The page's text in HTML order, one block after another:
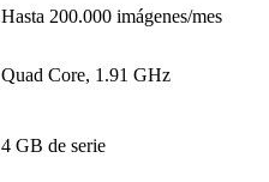
Hasta 200.000 imágenes/mes
Quad Core, 1.91 GHz
4 GB de serie